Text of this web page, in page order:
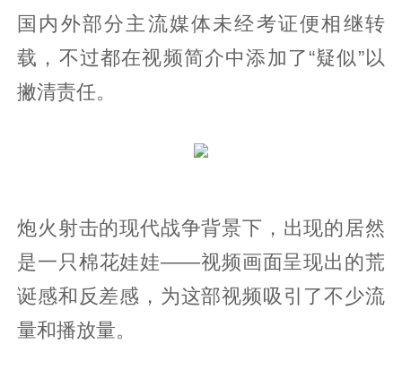
国内外部分主流媒体未经考证便相继转
载，不过都在视频简介中添加了“疑似”以
撇清责任。
炮火射击的现代战争背景下，出现的居然
是一只棉花娃娃——视频画面呈现出的荒
诞感和反差感，为这部视频吸引了不少流
量和播放量。